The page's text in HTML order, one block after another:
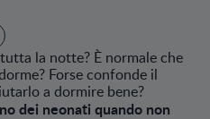
la notte? È normale che
Forse confonde il
a dormire bene?
dei neonati quando non